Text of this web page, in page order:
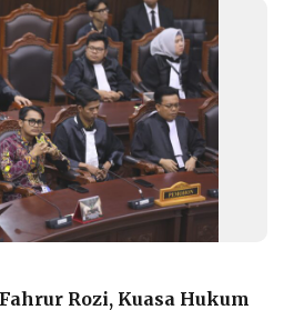
Rozi, Kuasa Hukum